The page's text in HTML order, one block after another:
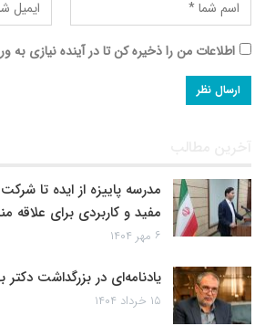
اطلاعات من را ذخیره کن تا در آینده نیازی به
آخرین مطالب
مدرسه پاییزه از ایده تا
مفید و کاربردی برای علاقه
۶ مهر ۱۴۰۴
یادنامه‌ای در بزرگداشت دکتر
۱۵ خرداد ۱۴۰۴